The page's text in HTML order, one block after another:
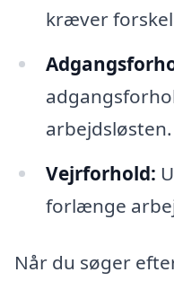
kræver
arbejdsløsten.
Vejrforhold:
forlænge
Når du søger